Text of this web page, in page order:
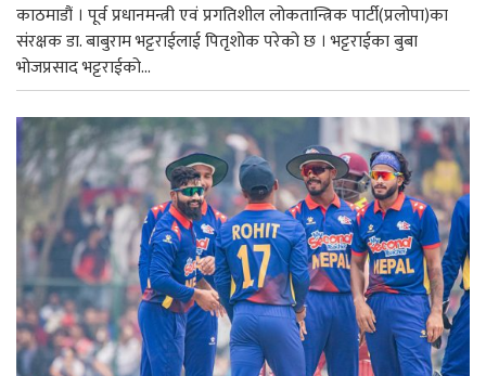
काठमाडौं । पूर्व प्रधानमन्त्री एवं प्रगतिशील लोकतान्त्रिक पार्टी(प्रलोपा)का
संरक्षक डा. बाबुराम भट्टराईलाई पितृशोक परेको छ । भट्टराईका बुबा
भोजप्रसाद भट्टराईको...